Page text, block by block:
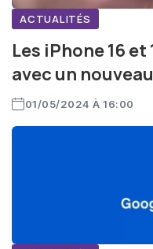
ACTUALITÉS
Les iPhone 16
avec un
01/05/2024 À 16:00